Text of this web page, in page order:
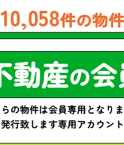
10,058件の物